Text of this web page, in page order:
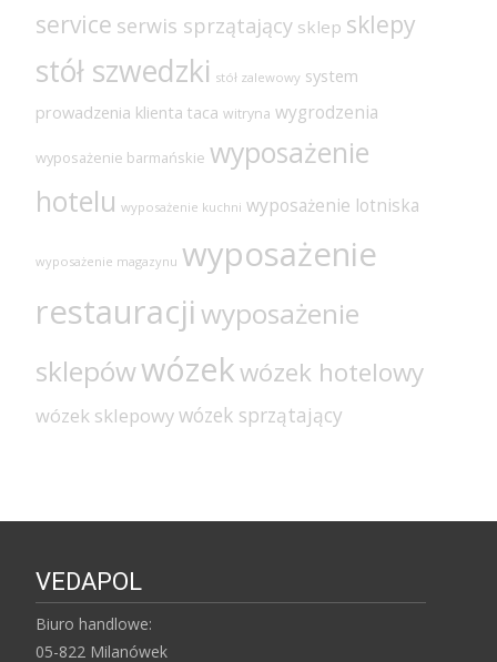
service serwis sprzątający sklep sklepy
stół szwedzki stół zalewowy system
prowadzenia klienta taca witryna wygrodzenia
wyposażenie barmańskie wyposażenie
hotelu wyposażenie kuchni wyposażenie lotniska
wyposażenie magazynu wyposażenie
restauracjiwyposażenie
sklepówwózekwózek hotelowy
wózek sklepowywózek sprzątający
VEDAPOL
Biuro handlowe:
05-822 Milanówek